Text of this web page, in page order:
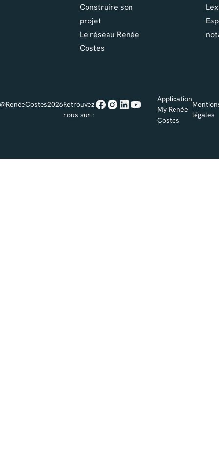
Construire son
projet
Le réseau Renée
Costes
@RenéeCostes2026Retrouvez
nous sur :
Application
My Renée
Costes
légales